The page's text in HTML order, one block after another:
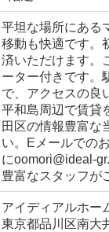
平坦な場所にある
移動も快適です。
済いただけます。
ーター付きです。
で、アクセスの良
平和島周辺で賃貸
田区の情報豊富な
い。Eメールでの
にoomori@ideal-
豊富なスタッフが
アイディアルホー
東京都品川区南大